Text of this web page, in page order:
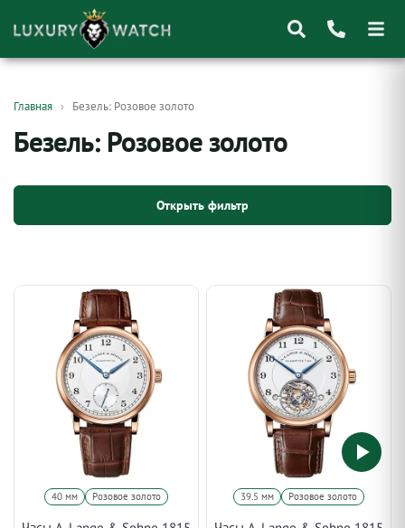
товаров
Главная Безель: Розовое золото
Безель: Розовое золото
Открыть фильтр
40 мм Розовое золото 39.5 мм Розовое золото